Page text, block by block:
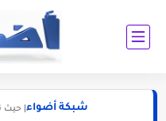
شبكة أضواء | حيث